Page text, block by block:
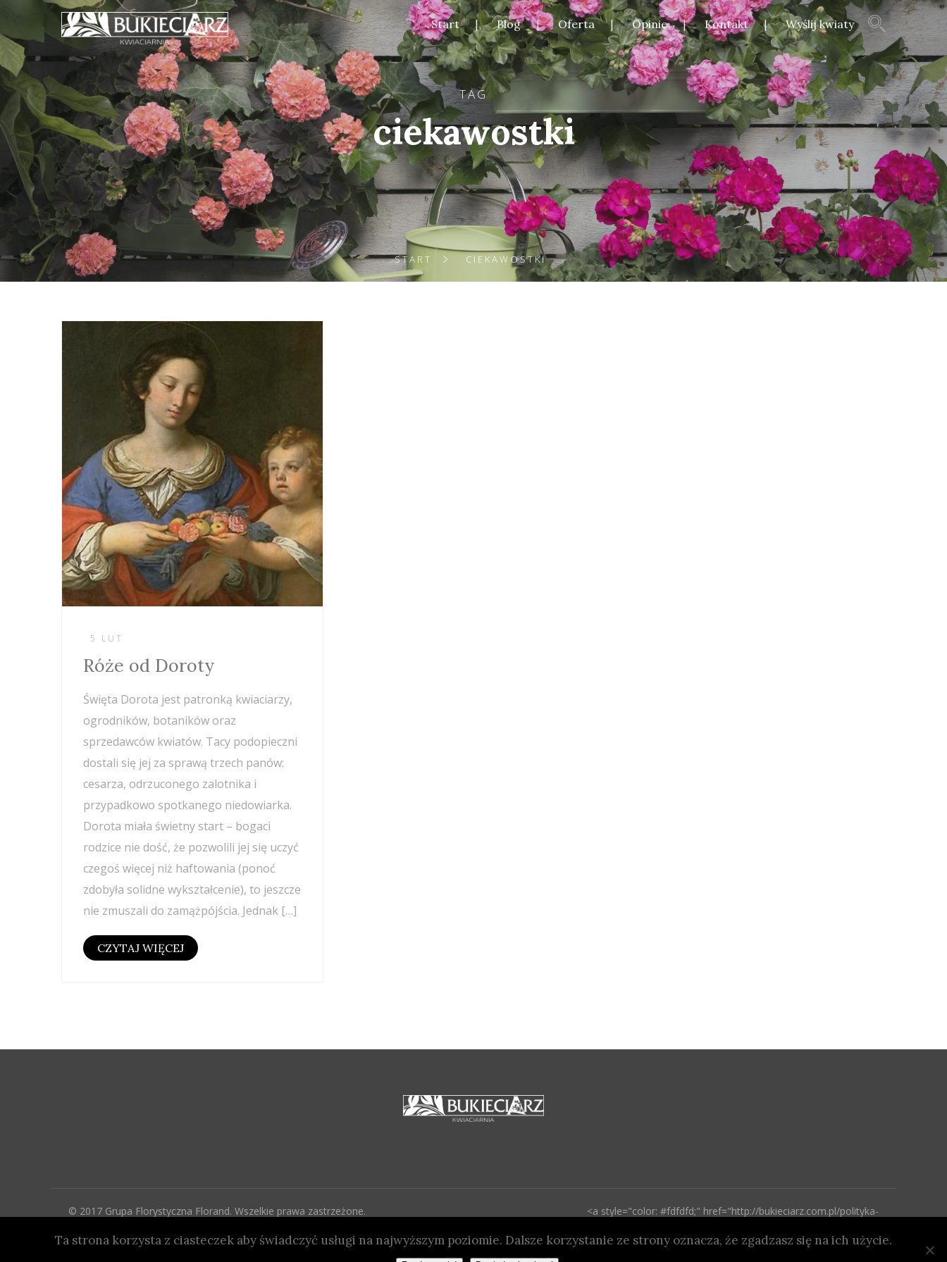
Start Blog Oferta Opinie Kontakt Wyślij kwiaty
TAG
ciekawostki
START CIEKAWOSTKI
5 LUT
Róże od Doroty
Święta Dorota jest patronką kwiaciarzy,
ogrodników, botaników oraz
sprzedawców kwiatów. Tacy podopieczni
dostali się jej za sprawą trzech panów:
cesarza, odrzuconego zalotnika i
przypadkowo spotkanego niedowiarka.
Dorota miała świetny start – bogaci
rodzice nie dość, że pozwolili jej się uczyć
czegoś więcej niż haftowania (ponoć
zdobyła solidne wykształcenie), to jeszcze
nie zmuszali do zamążpójścia. Jednak […]
CZYTAJ WIĘCEJ
© 2017 Grupa Florystyczna Florand. Wszelkie prawa zastrzeżone. <a style="color: #fdfdfd;" href="http://bukieciarz.com.pl/polityka-
prywatnosci/">Polityka prywatności i cookies</a> | <a style="color: #fdfdfd;"
style="color: #fdfdfd;" href="http://bukieciarz.com.pl/polityka-cenowa/">Polityka
Cenowa</a> | <a style="color: #fdfdfd;" href="http://bukieciarz.com.pl/polityka-
Ta strona korzysta z ciasteczek aby świadczyć usługi na najwyższym poziomie. Dalsze korzystanie ze strony oznacza, że zgadzasz się na ich użycie.